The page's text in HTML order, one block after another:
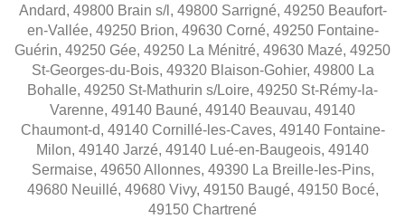
Andard, 49800 Brain s/l, 49800 Sarrigné, 49250 Beaufort-
en-Vallée, 49250 Brion, 49630 Corné, 49250 Fontaine-
Guérin, 49250 Gée, 49250 La Ménitré, 49630 Mazé, 49250
St-Georges-du-Bois, 49320 Blaison-Gohier, 49800 La
Bohalle, 49250 St-Mathurin s/Loire, 49250 St-Rémy-la-
Varenne, 49140 Bauné, 49140 Beauvau, 49140
Chaumont-d, 49140 Cornillé-les-Caves, 49140 Fontaine-
Milon, 49140 Jarzé, 49140 Lué-en-Baugeois, 49140
Sermaise, 49650 Allonnes, 49390 La Breille-les-Pins,
49680 Neuillé, 49680 Vivy, 49150 Baugé, 49150 Bocé,
49150 Chartrené